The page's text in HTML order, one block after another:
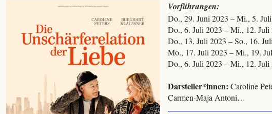
Vorführungen:
Do., 29. Juni 2023 – Mi., 5.
Do., 6. Juli 2023 – Mi., 12.
Do., 13. Juli 2023 – So., 16.
Mo., 17. Juli 2023 – Mi., 19.
Do., 6. Juli 2023 – Mi., 12.
Darsteller*innen: Caroline
Carmen-Maja Antoni…